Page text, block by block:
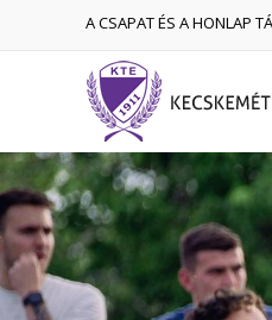
A CSAPAT ÉS A HONLAP